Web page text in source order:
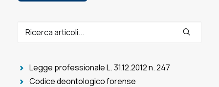
Legge professionale L. 31.12.2012 n. 247
Codice deontologico forense